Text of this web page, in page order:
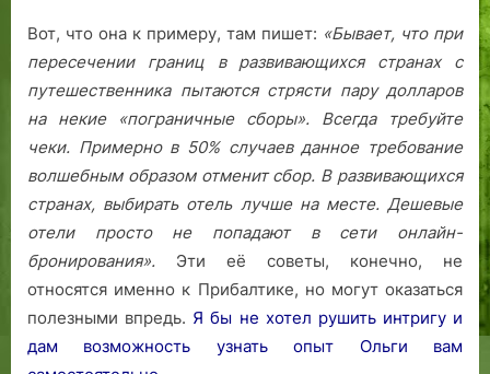
Вот, что она к примеру, там пишет: «Бывает, что при
пересечении границ в развивающихся странах с
путешественника пытаются стрясти пару долларов
на некие «пограничные сборы». Всегда требуйте
чеки. Примерно в 50% случаев данное требование
волшебным образом отменит сбор. В развивающихся
странах, выбирать отель лучше на месте. Дешевые
отели просто не попадают в сети онлайн-
бронирования». Эти её советы, конечно, не
относятся именно к Прибалтике, но могут оказаться
полезными впредь. Я бы не хотел рушить интригу и
дам возможность узнать опыт Ольги вам